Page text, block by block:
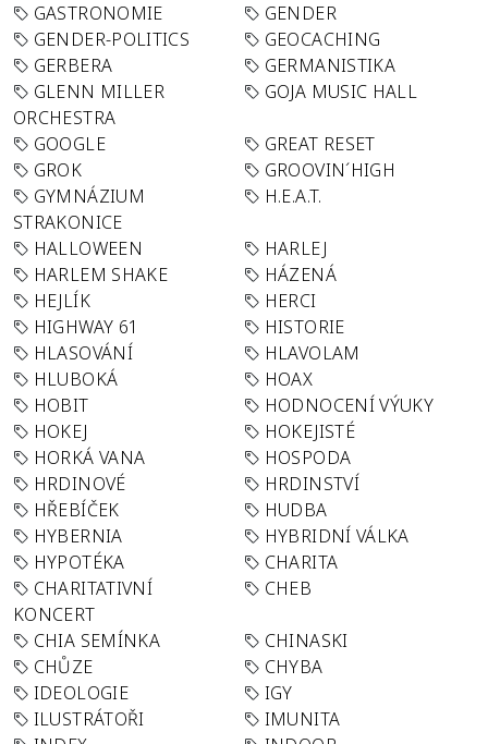
GASTRONOMIE
GENDER
GENDER-POLITICS
GEOCACHING
GERBERA
GERMANISTIKA
GLENN MILLER
ORCHESTRA
GOJA MUSIC HALL
GOOGLE
GREAT RESET
GROK
GROOVIN´HIGH
GYMNÁZIUM
STRAKONICE
H.E.A.T.
HALLOWEEN
HARLEJ
HARLEM SHAKE
HÁZENÁ
HEJLÍK
HERCI
HIGHWAY 61
HISTORIE
HLASOVÁNÍ
HLAVOLAM
HLUBOKÁ
HOAX
HOBIT
HODNOCENÍ VÝUKY
HOKEJ
HOKEJISTÉ
HORKÁ VANA
HOSPODA
HRDINOVÉ
HRDINSTVÍ
HŘEBÍČEK
HUDBA
HYBERNIA
HYBRIDNÍ VÁLKA
HYPOTÉKA
CHARITA
CHARITATIVNÍ
KONCERT
CHEB
CHIA SEMÍNKA
CHINASKI
CHŮZE
CHYBA
IDEOLOGIE
IGY
ILUSTRÁTOŘI
IMUNITA